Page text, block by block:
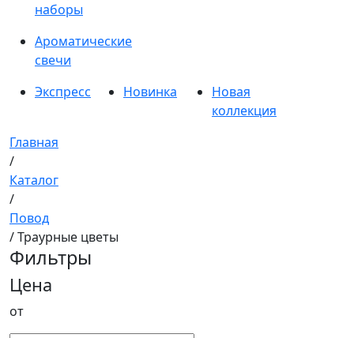
наборы
Ароматические
свечи
Экспресс
Новинка
Новая
коллекция
Главная
/
Каталог
/
Повод
/ Траурные цветы
Фильтры
Цена
от